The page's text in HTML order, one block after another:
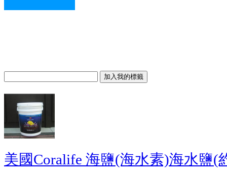
美國Coralife 海鹽(海水素)海水鹽(